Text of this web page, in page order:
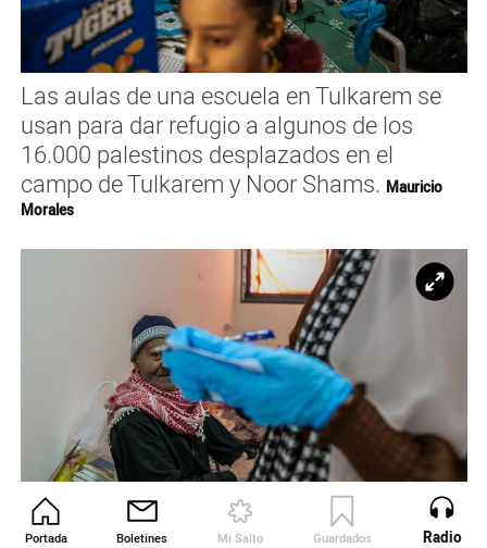
Portada Boletines Mi Salto Guardados Revista
Las aulas de una escuela en Tulkarem se
usan para dar refugio a algunos de los
16.000 palestinos desplazados en el
campo de Tulkarem y Noor Shams. Mauricio
Morales
Radio